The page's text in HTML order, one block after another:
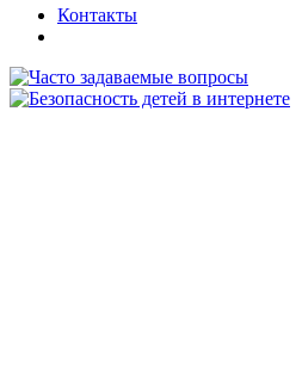
Контакты